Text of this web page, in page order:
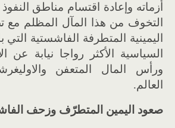
أزماته وإعادة اقتسام مناطق
التخوف من هذا المآل المظلم مع
اليمينية المتطرفة الفاشستية التي
السياسية الأكثر رواجا نيابة عن
ورأس المال المتعفن
العالم.
صعود اليمين المتطرّف وزحف